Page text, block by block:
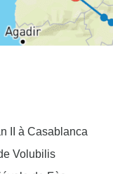
II à Casablanca
Volubilis